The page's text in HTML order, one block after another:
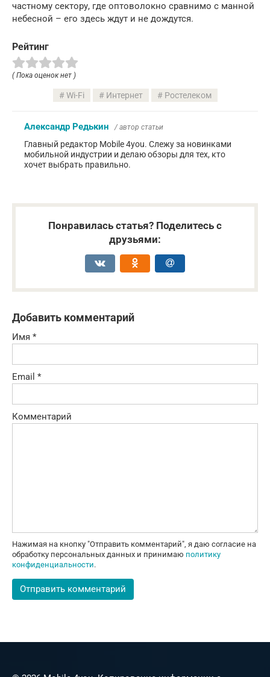
частному сектору, где оптоволокно сравнимо с манной
небесной – его здесь ждут и не дождутся.
Рейтинг
( Пока оценок нет )
Wi-Fi Интернет Ростелеком
Александр Редькин / автор статьи
Главный редактор Mobile 4you. Слежу за новинками
мобильной индустрии и делаю обзоры для тех, кто
хочет выбрать правильно.
Понравилась статья? Поделитесь с
друзьями:
Добавить комментарий
Имя *
Email *
Комментарий
Нажимая на кнопку "Отправить комментарий", я даю согласие на
обработку персональных данных и принимаю политику
конфиденциальности.